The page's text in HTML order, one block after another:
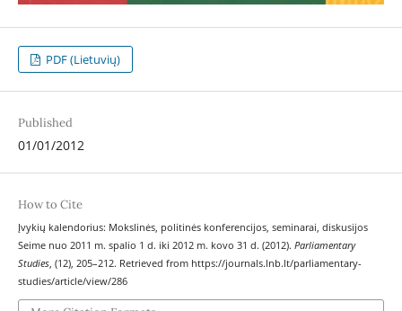
PDF (Lietuvių)
Published
01/01/2012
How to Cite
Įvykių kalendorius: Mokslinės, politinės konferencijos, seminarai, diskusijos
Seime nuo 2011 m. spalio 1 d. iki 2012 m. kovo 31 d. (2012). Parliamentary
Studies, (12), 205–212. Retrieved from https://journals.lnb.lt/parliamentary-
studies/article/view/286